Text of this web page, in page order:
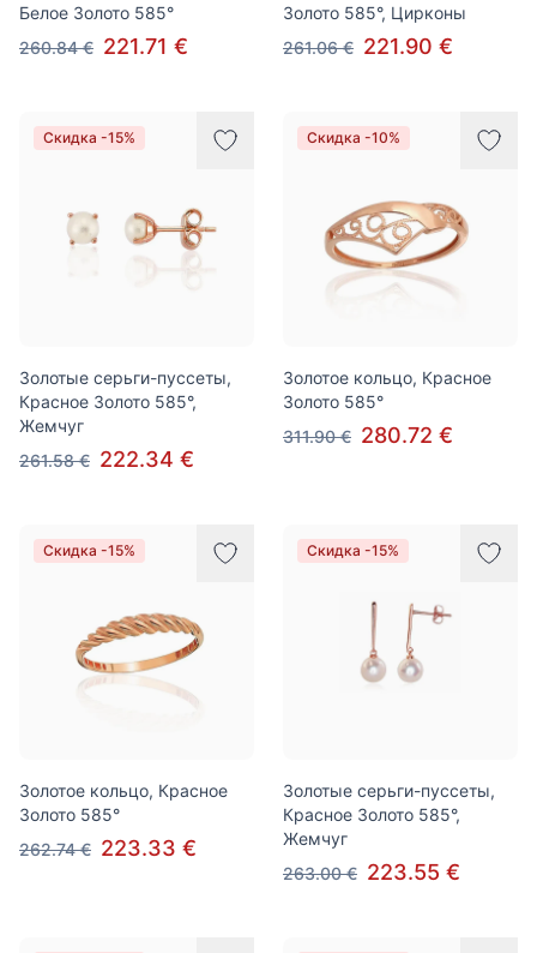
Белое Золото 585°
260.84 € 221.71 €
Золото 585°, Цирконы
261.06 € 221.90 €
Скидка -15%
Золотые серьги-пуссеты,
Красное Золото 585°,
Жемчуг
261.58 € 222.34 €
Скидка -10%
Золотое кольцо, Красное
Золото 585°
311.90 € 280.72 €
Скидка -15%
Золотое кольцо, Красное
Золото 585°
262.74 € 223.33 €
Скидка -15%
Золотые серьги-пуссеты,
Красное Золото 585°,
Жемчуг
263.00 € 223.55 €